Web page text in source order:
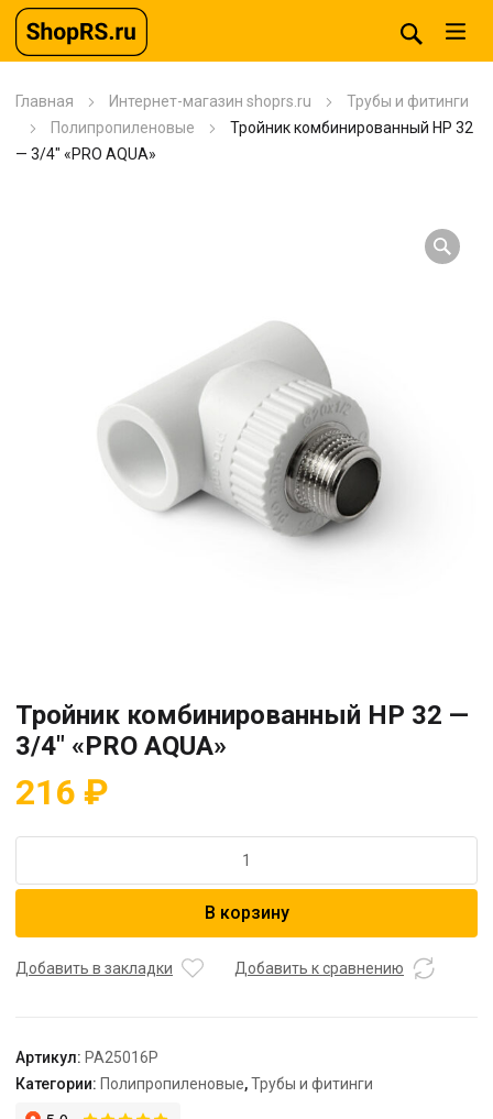
Главная Интернет-магазин shoprs.ru
Трубы и фитинги
Полипропиленовые
Тройник комбинированный HP 32
— 3/4″ «PRO AQUA»
Тройник комбинированный HP 32 —
3/4″ «PRO AQUA»
216 ₽
Тройник
32
AQUA"
В корзину
Добавить в закладки Добавить к сравнению
Артикул: PA25016P
Категории: Полипропиленовые,Трубы и фитинги